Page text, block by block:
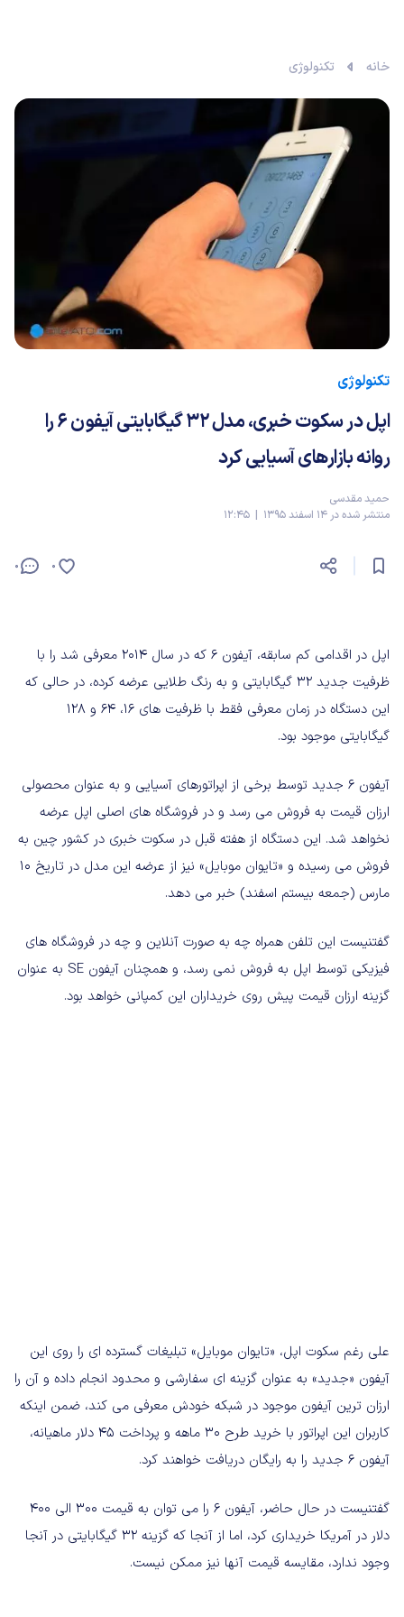
خانه تکنولوژی
تکنولوژی
اپل در سکوت خبری، مدل 32 گیگابایتی آیفون 6 را
روانه بازارهای آسیایی کرد
حمید مقدسی
منتشر شده در 14 اسفند 1395 | 12:45
0 0
اپل در اقدامی کم سابقه، آیفون 6 که در سال 2014 معرفی شد را با
ظرفیت جدید 32 گیگابایتی و به رنگ طلایی عرضه کرده، در حالی که
این دستگاه در زمان معرفی فقط با ظرفیت های 16، 64 و 128
گیگابایتی موجود بود.
آیفون 6 جدید توسط برخی از اپراتورهای آسیایی و به عنوان محصولی
ارزان قیمت به فروش می رسد و در فروشگاه های اصلی اپل عرضه
نخواهد شد. این دستگاه از هفته قبل در سکوت خبری در کشور چین به
فروش می رسیده و «تایوان موبایل» نیز از عرضه این مدل در تاریخ 10
مارس (جمعه بیستم اسفند) خبر می دهد.
گفتنیست این تلفن همراه چه به صورت آنلاین و چه در فروشگاه های
فیزیکی توسط اپل به فروش نمی رسد، و همچنان آیفون SE به عنوان
گزینه ارزان قیمت پیش روی خریداران این کمپانی خواهد بود.
علی رغم سکوت اپل، «تایوان موبایل» تبلیغات گسترده ای را روی این
آیفون «جدید» به عنوان گزینه ای سفارشی و محدود انجام داده و آن را
ارزان ترین آیفون موجود در شبکه خودش معرفی می کند، ضمن اینکه
کاربران این اپراتور با خرید طرح 30 ماهه و پرداخت 45 دلار ماهیانه،
آیفون 6 جدید را به رایگان دریافت خواهند کرد.
گفتنیست در حال حاضر، آیفون 6 را می توان به قیمت 300 الی 400
دلار در آمریکا خریداری کرد، اما از آنجا که گزینه 32 گیگابایتی در آنجا
وجود ندارد، مقایسه قیمت آنها نیز ممکن نیست.